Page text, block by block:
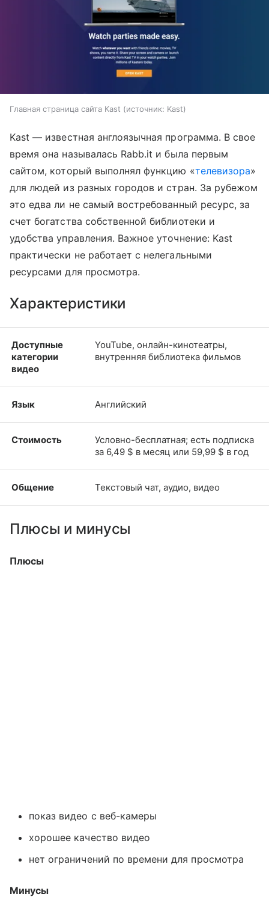
Главная страница сайта Kast источник: Kast
Kast — известная англоязычная программа. В свое
время она называлась Rabb.it и была первым
сайтом, который выполнял функцию «телевизора»
для людей из разных городов и стран. За рубежом
это едва ли не самый востребованный ресурс, за
счет богатства собственной библиотеки и
удобства управления. Важное уточнение: Kast
практически не работает с нелегальными
ресурсами для просмотра.
Характеристики
Доступные
категории
видео
YouTube, онлайн-кинотеатры,
внутренняя библиотека фильмов
Язык Английский
Стоимость
Условно-бесплатная; есть подписка
за 6,49 $ в месяц или 59,99 $ в год
Общение Текстовый чат, аудио, видео
Плюсы и минусы
Плюсы
показ видео с веб-камеры
хорошее качество видео
нет ограничений по времени для просмотра
Минусы